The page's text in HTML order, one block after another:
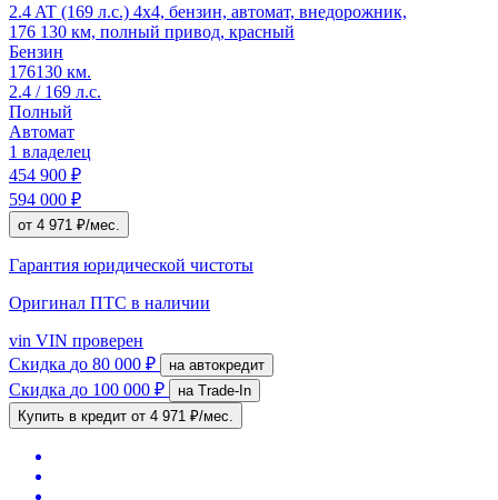
2.4 AT (169 л.с.) 4x4, бензин, автомат, внедорожник,
176 130 км, полный привод, красный
Бензин
176130 км.
2.4 / 169 л.с.
Полный
Автомат
1 владелец
454 900 ₽
594 000 ₽
от 4 971 ₽/мес.
Гарантия юридической чистоты
Оригинал ПТС в наличии
vin VIN проверен
Скидка до 80 000 ₽ на автокредит
Скидка до 100 000 ₽
на Trade-In
Купить в кредит от 4 971 ₽/мес.